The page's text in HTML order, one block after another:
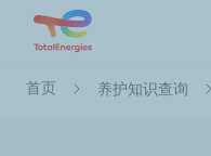
面
首页 养护知识查询